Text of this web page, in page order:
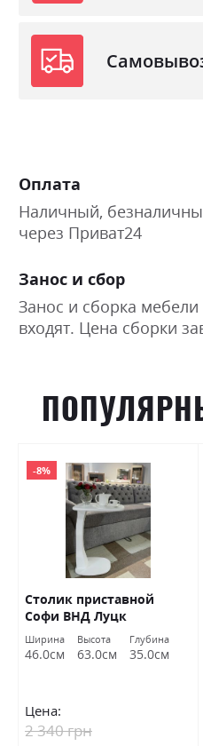
Оплата
Наличный,
через Приват24
Занос и сбор
Занос и сборка
входят. Цена сборки
-8%
Столик приставной
Софи ВНД Луцк
Ширина
46.0см
Высота
63.0см
Глубина
35.0см
Цена:
2 340 грн